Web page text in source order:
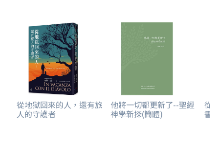
第二章 基督的本性
A. 基督二性的特質
B. 基督位格的合一
C. 關於基督的教義之某些錯誤的教訓
第三章 基督的身分
A. 降卑的身分
B. 升高的身分
‧基督的工作
第一章 基督的職分
從地獄回來的人，還有旅
人的守護者
他將一切都更新了--聖經
神學新探(簡體)
從
書